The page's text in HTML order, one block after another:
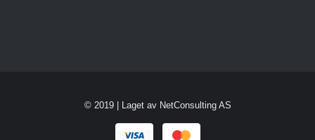
© 2019 | Laget av NetConsulting AS